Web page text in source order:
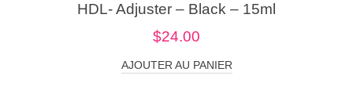
HDL- Adjuster – Black – 15ml
$24.00
AJOUTER AU PANIER